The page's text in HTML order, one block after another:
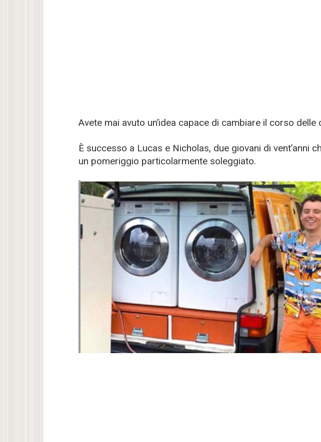
Avete mai avuto un’idea capace di cambiare il corso delle
È successo a Lucas e Nicholas, due giovani di vent’anni
un pomeriggio particolarmente soleggiato.